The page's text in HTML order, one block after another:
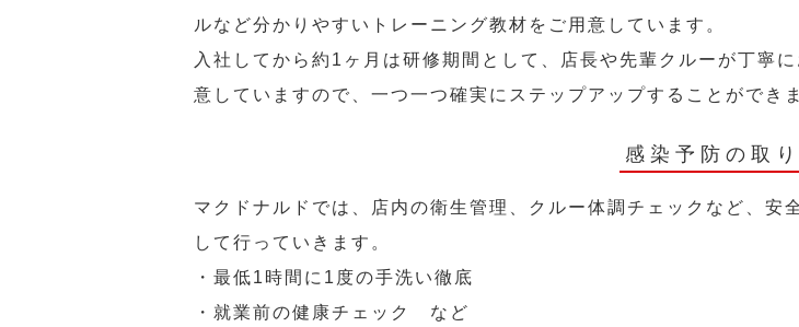
ルなど分かりやすいトレーニング教材をご用意しています。
入社してから約1ヶ月は研修期間として、店長や先輩クルーが丁寧
意していますので、一つ一つ確実にステップアップすることができ
感染予防の取
マクドナルドでは、店内の衛生管理、クルー体調チェックなど、安
して行っていきます。
・最低1時間に1度の手洗い徹底
・就業前の健康チェック など